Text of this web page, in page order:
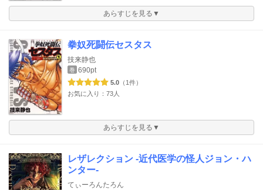
あらすじを見る▼
拳奴死闘伝セスタス
技来静也
巻 690pt
5.0 （1件）
お気に入り：73人
あらすじを見る▼
レザレクション -近代医学の怪人ジョン・ハ
ンター-
てぃーろんたろん